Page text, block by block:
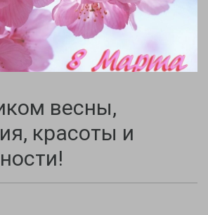
весны,
красоты и